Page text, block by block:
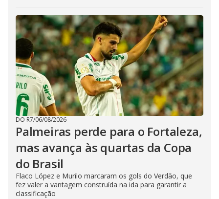
DO R7/06/08/2026
Palmeiras perde para o Fortaleza,
mas avança às quartas da Copa
do Brasil
Flaco López e Murilo marcaram os gols do Verdão, que
fez valer a vantagem construída na ida para garantir a
classificação